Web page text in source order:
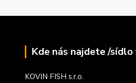
Kde nás najdete /
KOVIN FISH s.r.o.